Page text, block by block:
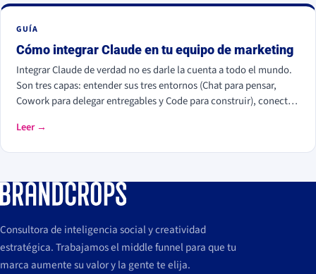
GUÍA
Cómo integrar Claude en tu equipo de marketing
Integrar Claude de verdad no es darle la cuenta a todo el mundo.
Son tres capas: entender sus tres entornos (Chat para pensar,
Cowork para delegar entregables y Code para construir), conectar
para que trabaje con tus datos, y crear Skills que conviertan
Leer →
Consultora de inteligencia social y creatividad
estratégica. Trabajamos el middle funnel para que tu
marca aumente su valor y la gente te elija.